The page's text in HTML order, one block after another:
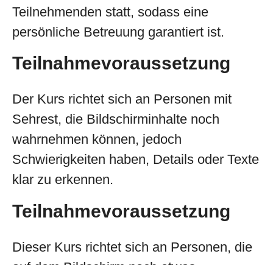
Teilnehmenden statt, sodass eine
persönliche Betreuung garantiert ist.
Teilnahmevoraussetzung
Der Kurs richtet sich an Personen mit
Sehrest, die Bildschirminhalte noch
wahrnehmen können, jedoch
Schwierigkeiten haben, Details oder Texte
klar zu erkennen.
Teilnahmevoraussetzung
Dieser Kurs richtet sich an Personen, die